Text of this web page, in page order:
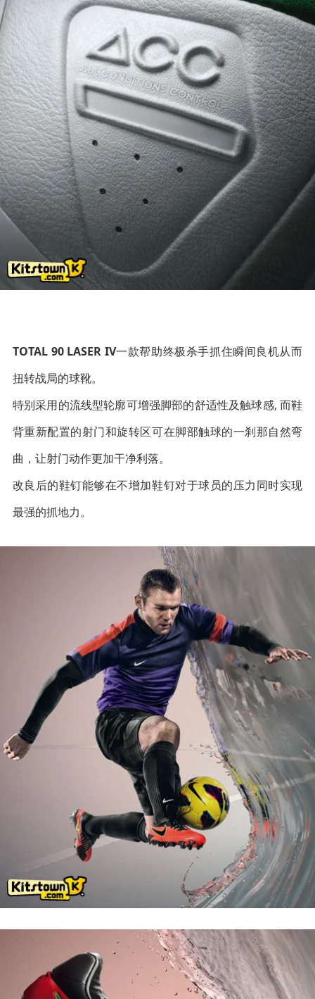
TOTAL 90 LASER IV一款帮助终极杀手抓住瞬间良机从而
扭转战局的球靴。
特别采用的流线型轮廓可增强脚部的舒适性及触球感, 而鞋
背重新配置的射门和旋转区可在脚部触球的一刹那自然弯
曲，让射门动作更加干净利落。
改良后的鞋钉能够在不增加鞋钉对于球员的压力同时实现
最强的抓地力。